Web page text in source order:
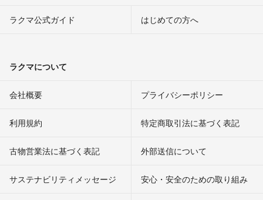
ラクマ公式ガイド はじめての方へ
ラクマについて
会社概要 プライバシーポリシー
利用規約 特定商取引法に基づく表記
古物営業法に基づく表記 外部送信について
サステナビリティメッセージ 安心・安全のための取り組み